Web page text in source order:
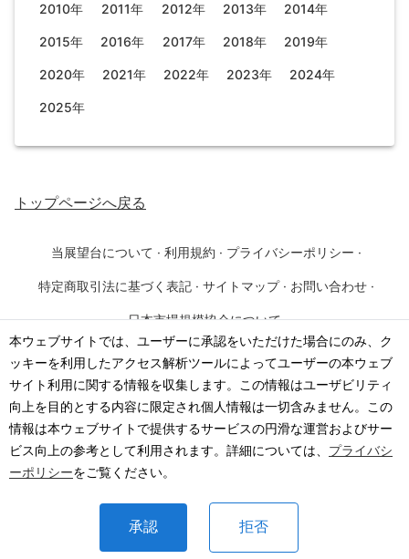
本ウェブサイトでは、ユーザーに承認をいただけた場合にのみ、ク
ッキーを利用したアクセス解析ツールによってユーザーの本ウェブ
サイト利用に関する情報を収集します。この情報はユーザビリティ
向上を目的とする内容に限定され個人情報は一切含みません。この
情報は本ウェブサイトで提供するサービスの円滑な運営およびサー
ビス向上の参考として利用されます。詳細については、 プライバシ
ーポリシーをご覧ください。
承認 拒否
2010年 2011年 2012年 2013年 2014年
2015年 2016年 2017年 2018年 2019年
2020年 2021年 2022年 2023年 2024年
2025年
トップページへ戻る
当展望台について · 利用規約 · プライバシーポリシー ·
特定商取引法に基づく表記 · サイトマップ · お問い合わせ ·
日本市場規模協会について
©2026· 一般社団法人 日本市場規模協会